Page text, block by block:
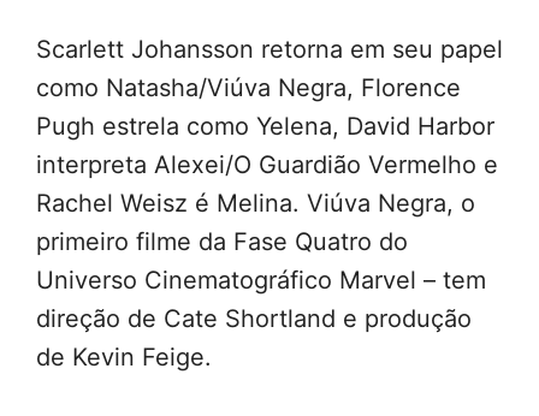
Scarlett Johansson retorna em seu papel
como Natasha/Viúva Negra, Florence
Pugh estrela como Yelena, David Harbor
interpreta Alexei/O Guardião Vermelho e
Rachel Weisz é Melina. Viúva Negra, o
primeiro filme da Fase Quatro do
Universo Cinematográfico Marvel – tem
direção de Cate Shortland e produção
de Kevin Feige.